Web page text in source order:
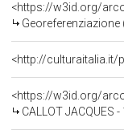
<https://w3id.org/
Georeferenziazione
<http://
<https://w3id.org/
CALLOT JACQUES